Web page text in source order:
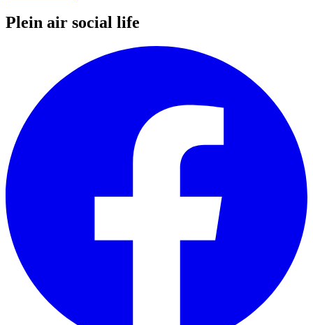
Plein air social life